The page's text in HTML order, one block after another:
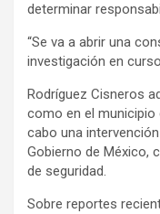
determinar
“Se va a abrir una
investigación en
Rodríguez Cisneros
como en el municipio
cabo una
Gobierno de México,
de seguridad.
Sobre reportes